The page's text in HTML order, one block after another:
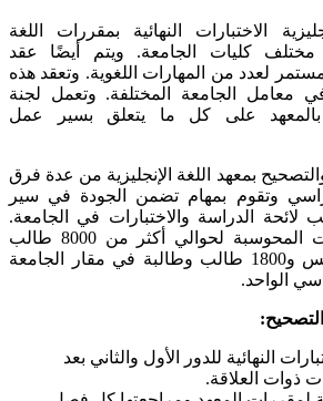
الاختبارات النهائية بمقررات اللغة
مختلف كليات الجامعة. ويتم أيضًا عقد
مستمر لعدد من المهارات اللغوية. وتعقد هذه
في معامل الجامعة المختلفة. وتعمل لجنة
بالمعهد على كل ما يتعلق بسير عمل
بمعهد اللغة الإنجليزية من عدة فرق
وتقوم بمهام تضمن الجودة في سير
لائحة الدراسة والاختبارات في الجامعة.
وتنظم اللجنة الاختبارات المحوسبة لحوالي أكثر من 8000 طالب
وطالبة في المقر الرئيس و1800 طالب وطالبة في مقار الجامعة
الواحد.
النهائية للدور الأول والثاني بعد
ذوات العلاقة.